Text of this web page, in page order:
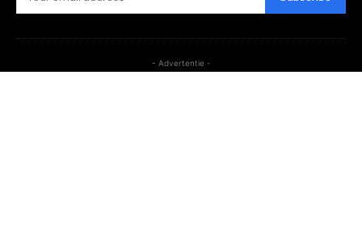
- Advertentie -